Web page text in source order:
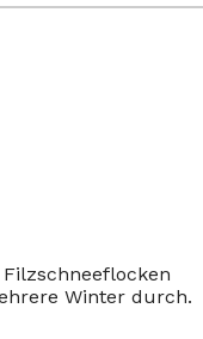
Winter durch.